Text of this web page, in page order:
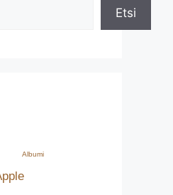
Etsi
Albumi